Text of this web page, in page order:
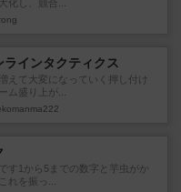
化し、競合...
ラインタクティクス
えて大変になっていく押し付け
ム盛り上が...
す1から5までの数字と芋虫がか
れを振っ...